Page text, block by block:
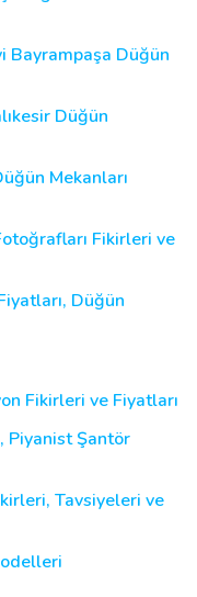
Bayrampaşa Düğün
Düğün
Mekanları
Fikirleri ve
Düğün
Fikirleri ve Fiyatları
Piyanist Şantör
Tavsiyeleri ve